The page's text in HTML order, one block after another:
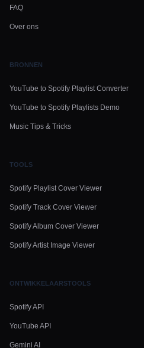
FAQ
Over ons
BRONNEN
YouTube to Spotify Playlist Converter
YouTube to Spotify Playlists Demo
Music Tips & Tricks
TOOLS
Spotify Playlist Cover Viewer
Spotify Track Cover Viewer
Spotify Album Cover Viewer
Spotify Artist Image Viewer
ONTWIKKELAARSTOOLS
Spotify API
YouTube API
Gemini AI